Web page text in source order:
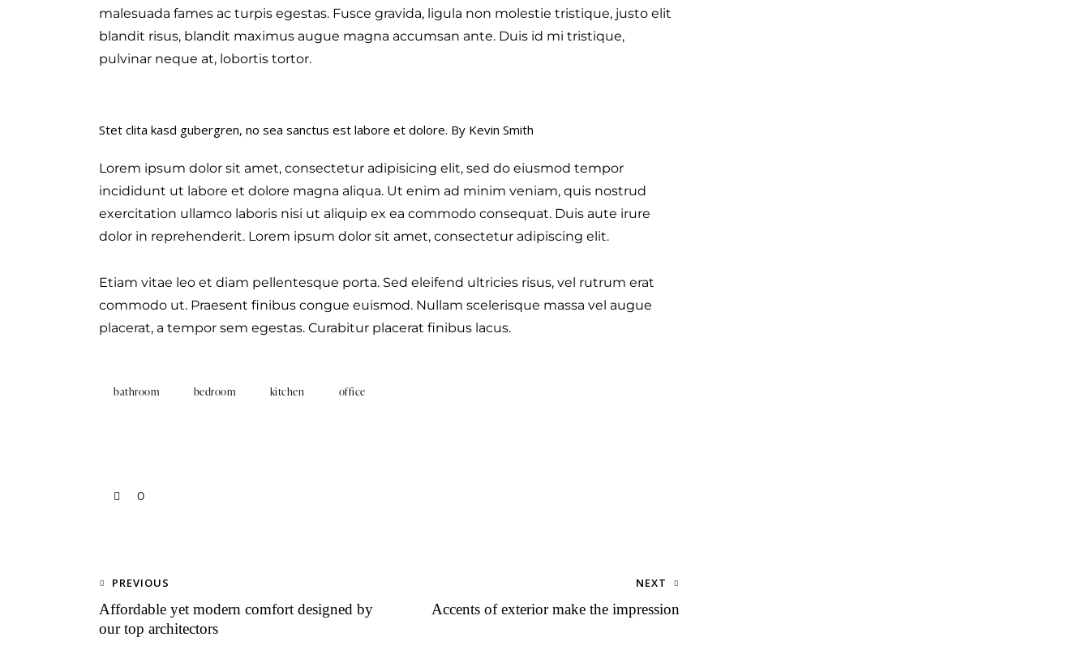
malesuada fames ac turpis egestas. Fusce gravida, ligula non molestie tristique, justo elit
blandit risus, blandit maximus augue magna accumsan ante. Duis id mi tristique,
pulvinar neque at, lobortis tortor.
Stet clita kasd gubergren, no sea sanctus est labore et dolore. By Kevin Smith
Lorem ipsum dolor sit amet, consectetur adipisicing elit, sed do eiusmod tempor
incididunt ut labore et dolore magna aliqua. Ut enim ad minim veniam, quis nostrud
exercitation ullamco laboris nisi ut aliquip ex ea commodo consequat. Duis aute irure
dolor in reprehenderit. Lorem ipsum dolor sit amet, consectetur adipiscing elit.
Etiam vitae leo et diam pellentesque porta. Sed eleifend ultricies risus, vel rutrum erat
commodo ut. Praesent finibus congue euismod. Nullam scelerisque massa vel augue
placerat, a tempor sem egestas. Curabitur placerat finibus lacus.
bathroom bedroom kitchen office
0
PREVIOUS
Affordable yet modern comfort designed by
our top architectors
NEXT
Accents of exterior make the impression